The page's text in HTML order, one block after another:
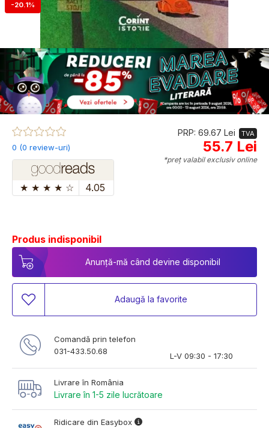
-20.1%
0 (0 review-uri)
★ ★ ★ ★ ☆ 4.05
PRP: 69.67 Lei TVA
55.7 Lei
*preț valabil exclusiv online
Produs indisponibil
Anunță-mă când devine disponibil
Adaugă la favorite
Comandă prin telefon
031-433.50.68
L-V 09:30 - 17:30
Livrare în România
Livrare în 1-5 zile lucrătoare
Ridicare din Easybox